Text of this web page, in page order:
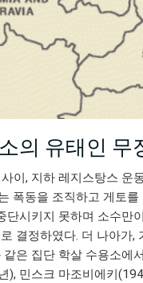
의 유태인
이, 지하 레지스탕스 운
폭동을 조직하고 게토
단시키지 못하며 소수만
결정하였다. 더 나아가
은 집단 학살 수용소에
), 민스크 마조비에키